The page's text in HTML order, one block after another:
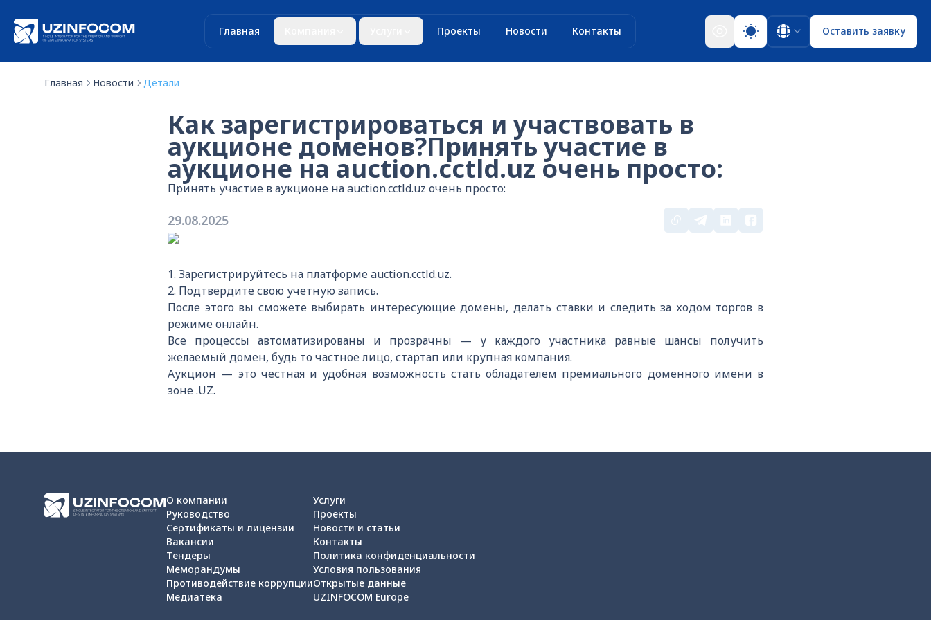
Главная Проекты Новости Контакты Оставить заявку
Главная Новости Детали
Как зарегистрироваться и участвовать в
аукционе доменов?Принять участие в
аукционе на auction.cctld.uz очень просто:
Принять участие в аукционе на auction.cctld.uz очень просто:
29.08.2025
1. Зарегистрируйтесь на платформе auction.cctld.uz.
2. Подтвердите свою учетную запись.
После этого вы сможете выбирать интересующие домены, делать ставки и следить за ходом торгов в
режиме онлайн.
Все процессы автоматизированы и прозрачны — у каждого участника равные шансы получить
желаемый домен, будь то частное лицо, стартап или крупная компания.
Аукцион — это честная и удобная возможность стать обладателем премиального доменного имени в
зоне .UZ.
О компании
Руководство
Сертификаты и лицензии
Вакансии
Тендеры
Меморандумы
Противодействие коррупции
Медиатека
Услуги
Проекты
Новости и статьи
Контакты
Политика конфиденциальности
Условия пользования
Открытые данные
UZINFOCOM Europe